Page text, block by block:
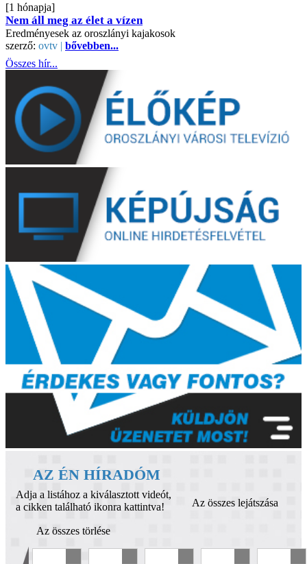
[1 hónapja]
Nem áll meg az élet a vízen
Eredményesek az oroszlányi kajakosok
szerző: ovtv | bővebben...
Összes hír...
AZ ÉN HÍRADÓM
Adja a listához a kiválasztott videót,
a cikken található ikonra kattintva!
Az összes lejátszása
Az összes törlése